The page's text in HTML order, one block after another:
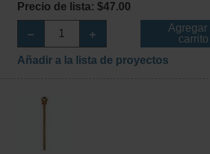
Precio de lista: $47.00
Agregar
carrito
Añadir a la lista de proyectos